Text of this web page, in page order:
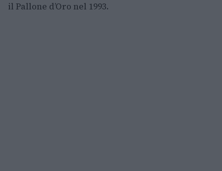
il Pallone d’Oro nel 1993.